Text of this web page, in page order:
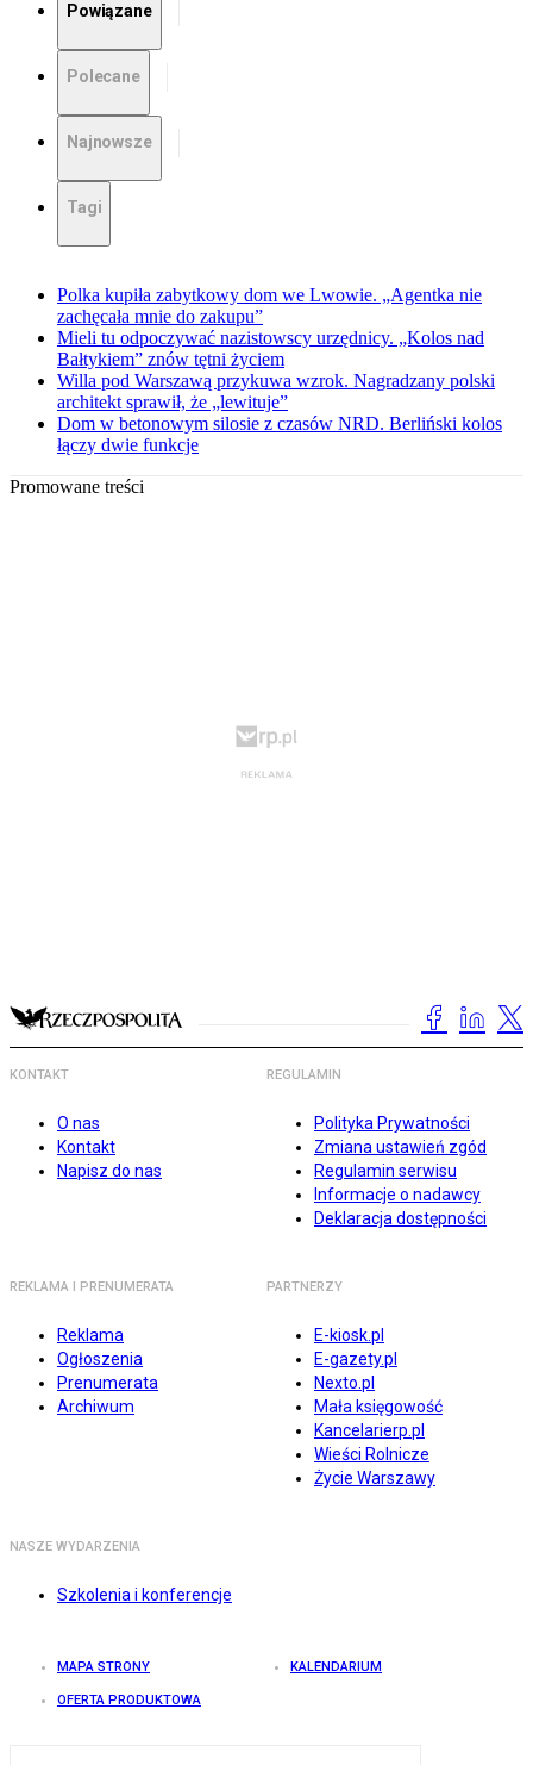
Powiązane
Polecane
Najnowsze
Tagi
Polka kupiła zabytkowy dom we Lwowie. „Agentka nie
zachęcała mnie do zakupu”
Mieli tu odpoczywać nazistowscy urzędnicy. „Kolos nad
Bałtykiem” znów tętni życiem
Willa pod Warszawą przykuwa wzrok. Nagradzany polski
architekt sprawił, że „lewituje”
Dom w betonowym silosie z czasów NRD. Berliński kolos
łączy dwie funkcje
Promowane treści
KONTAKT
O nas
Kontakt
Napisz do nas
REGULAMIN
Polityka Prywatności
Zmiana ustawień zgód
Regulamin serwisu
Informacje o nadawcy
Deklaracja dostępności
REKLAMA I PRENUMERATA
Reklama
Ogłoszenia
Prenumerata
Archiwum
PARTNERZY
E-kiosk.pl
E-gazety.pl
Nexto.pl
Mała księgowość
Kancelarierp.pl
Wieści Rolnicze
Życie Warszawy
NASZE WYDARZENIA
Szkolenia i konferencje
MAPA STRONY KALENDARIUM
OFERTA PRODUKTOWA